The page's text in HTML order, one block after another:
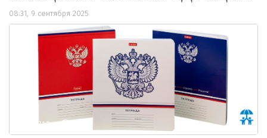
08:31, 9 сентября 2025
718